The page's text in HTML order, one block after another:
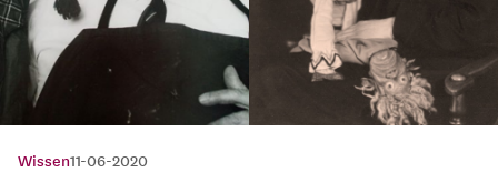
Wissen11-06-2020